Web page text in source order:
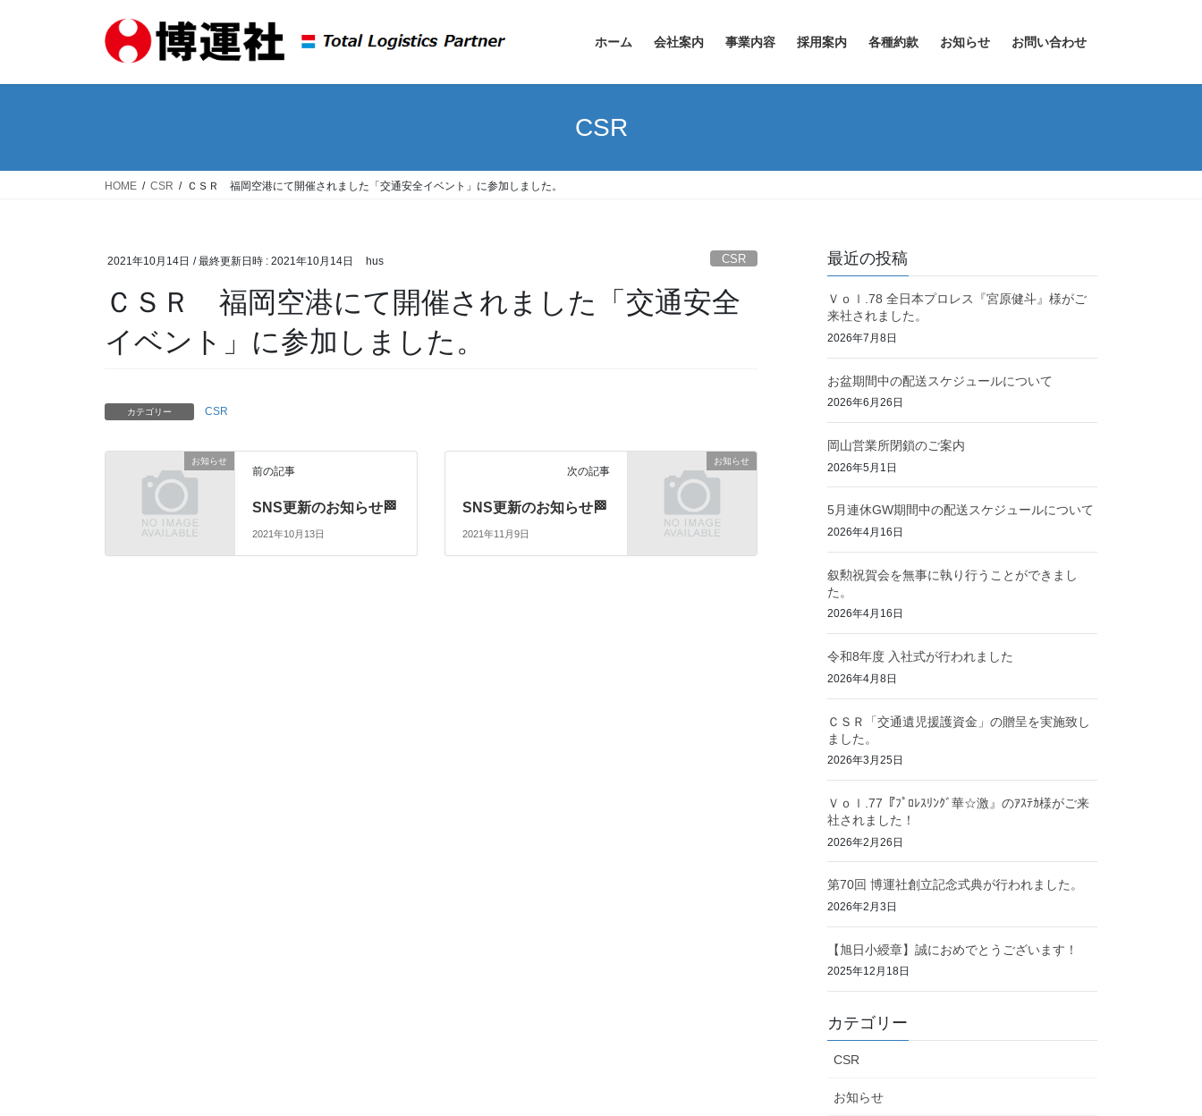
ホーム 会社案内 事業内容 採用案内 各種約款 お知らせ お問い合わせ
CSR
HOME CSR ＣＳＲ 福岡空港にて開催されました「交通安全イベント」に参加しました。
2021年10月14日 / 最終更新日時 : 2021年10月14日 hus CSR
ＣＳＲ 福岡空港にて開催されました「交通安全
イベント」に参加しました。
カテゴリー CSR
お知らせ
前の記事
SNS更新のお知らせ🏁
2021年10月13日
お知らせ
次の記事
SNS更新のお知らせ🏁
2021年11月9日
最近の投稿
Ｖｏｌ.78 全日本プロレス『宮原健斗』様がご
来社されました。
2026年7月8日
お盆期間中の配送スケジュールについて
2026年6月26日
岡山営業所閉鎖のご案内
2026年5月1日
5月連休GW期間中の配送スケジュールについて
2026年4月16日
叙勲祝賀会を無事に執り行うことができまし
た。
2026年4月16日
令和8年度 入社式が行われました
2026年4月8日
ＣＳＲ「交通遺児援護資金」の贈呈を実施致し
ました。
2026年3月25日
Ｖｏｌ.77『ﾌﾟﾛﾚｽﾘﾝｸﾞ華☆激』のｱｽﾃｶ様がご来
社されました！
2026年2月26日
第70回 博運社創立記念式典が行われました。
2026年2月3日
【旭日小綬章】誠におめでとうございます！
2025年12月18日
カテゴリー
CSR
お知らせ